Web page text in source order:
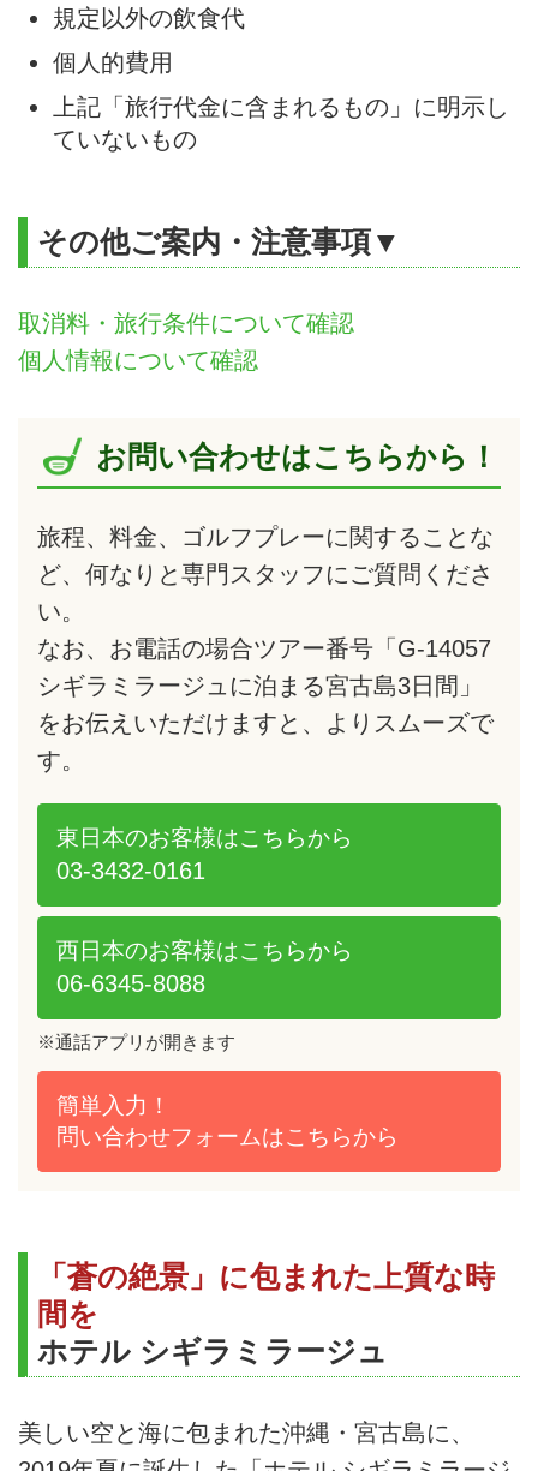
規定以外の飲食代
個人的費用
上記「旅行代金に含まれるもの」に明示し
ていないもの
その他ご案内・注意事項▼
取消料・旅行条件について確認
個人情報について確認
お問い合わせはこちらから！
旅程、料金、ゴルフプレーに関することな
ど、何なりと専門スタッフにご質問くださ
い。
なお、お電話の場合ツアー番号「G-14057
シギラミラージュに泊まる宮古島3日間」
をお伝えいただけますと、よりスムーズで
す。
東日本のお客様はこちらから
03-3432-0161
西日本のお客様はこちらから
06-6345-8088
簡単入力！
問い合わせフォームはこちらから
※通話アプリが開きます
「蒼の絶景」に包まれた上質な時
間を
ホテル シギラミラージュ
美しい空と海に包まれた沖縄・宮古島に、